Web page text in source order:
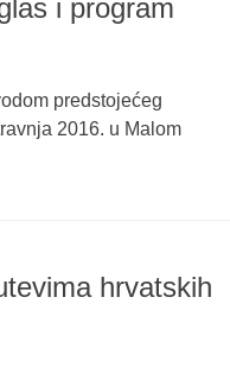
i program
predstojećeg
2016. u Malom
hrvatskih